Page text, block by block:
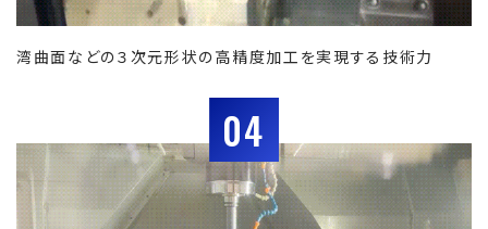
湾曲面などの３次元形状の高精度加工を実現する技術力
04